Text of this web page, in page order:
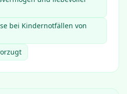
bei Kindernotfällen von